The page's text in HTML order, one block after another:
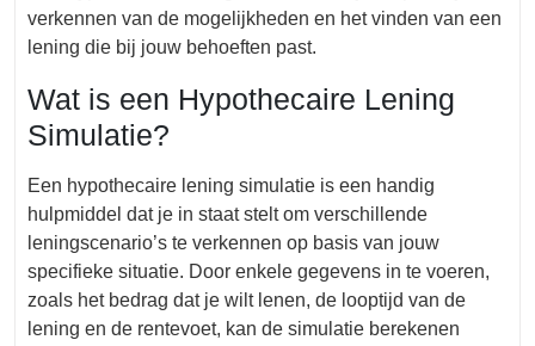
verkennen van de mogelijkheden en het vinden van een
lening die bij jouw behoeften past.
Wat is een Hypothecaire Lening
Simulatie?
Een hypothecaire lening simulatie is een handig
hulpmiddel dat je in staat stelt om verschillende
leningscenario’s te verkennen op basis van jouw
specifieke situatie. Door enkele gegevens in te voeren,
zoals het bedrag dat je wilt lenen, de looptijd van de
lening en de rentevoet, kan de simulatie berekenen